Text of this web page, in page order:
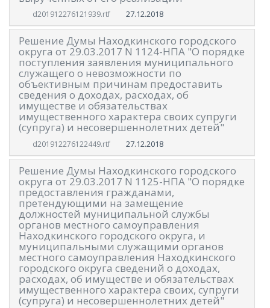
d201912276121939.rtf 27.12.2018
Решение Думы Находкинского городского
округа от 29.03.2017 N 1124-НПА "О порядке
поступления заявления муниципального
служащего о невозможности по
объективным причинам предоставить
сведения о доходах, расходах, об
имуществе и обязательствах
имущественного характера своих супруги
(супруга) и несовершеннолетних детей"
d201912276122449.rtf 27.12.2018
Решение Думы Находкинского городского
округа от 29.03.2017 N 1125-НПА "О порядке
предоставления гражданами,
претендующими на замещение
должностей муниципальной службы
органов местного самоуправления
Находкинского городского округа, и
муниципальными служащими органов
местного самоуправления Находкинского
городского округа сведений о доходах,
расходах, об имуществе и обязательствах
имущественного характера своих, супруги
(супруга) и несовершеннолетних детей"